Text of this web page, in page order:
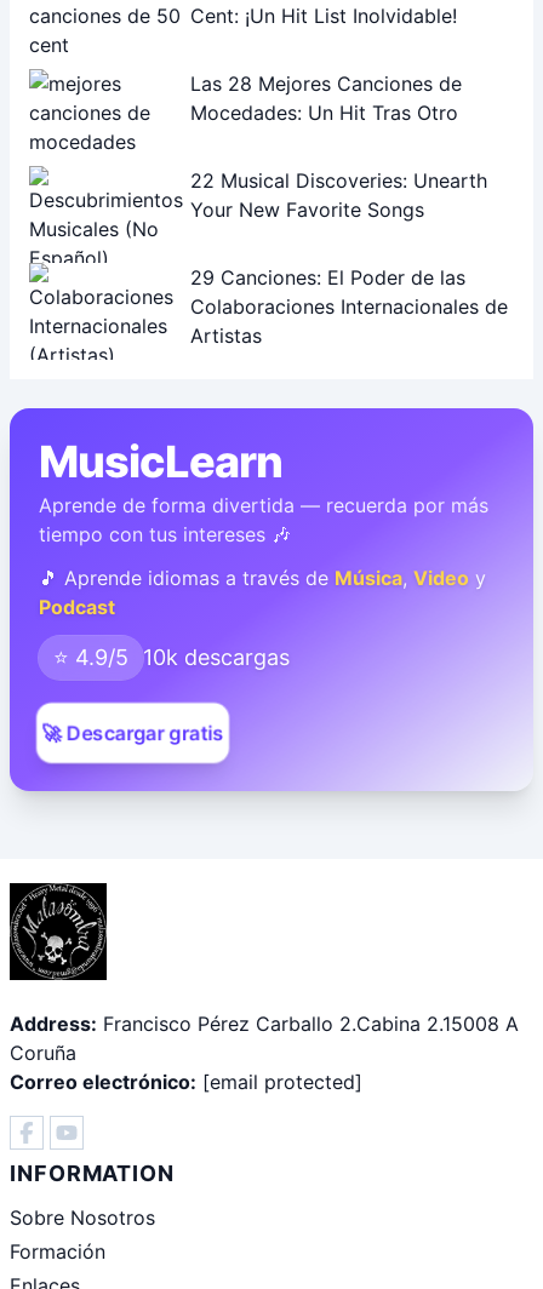
Cent: ¡Un Hit List Inolvidable!
Las 28 Mejores Canciones de
Mocedades: Un Hit Tras Otro
22 Musical Discoveries: Unearth
Your New Favorite Songs
29 Canciones: El Poder de las
Colaboraciones Internacionales de
Artistas
MusicLearn
Aprende de forma divertida — recuerda por más
tiempo con tus intereses 🎶
🎵 Aprende idiomas a través de Música, Video y
Podcast
⭐ 4.9/5 10k descargas
🚀 Descargar gratis
Address: Francisco Pérez Carballo 2.Cabina 2.15008 A
Coruña
Correo electrónico: [email protected]
INFORMATION
Sobre Nosotros
Formación